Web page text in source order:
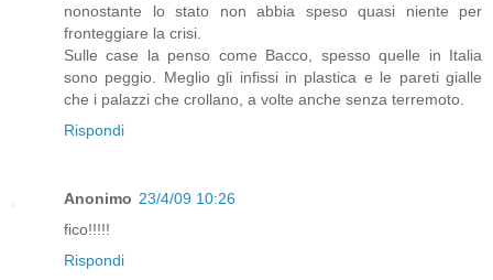
nonostante lo stato non abbia speso quasi niente per
fronteggiare la crisi.
Sulle case la penso come Bacco, spesso quelle in Italia
sono peggio. Meglio gli infissi in plastica e le pareti gialle
che i palazzi che crollano, a volte anche senza terremoto.
Rispondi
Anonimo 23/4/09 10:26
fico!!!!!
Rispondi